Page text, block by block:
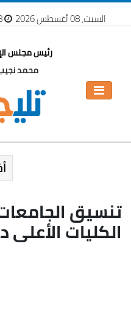
السبت، 08 أغسطس 2026 04:48 م
رئيس مجلس
محمد
الكليات الأعلى